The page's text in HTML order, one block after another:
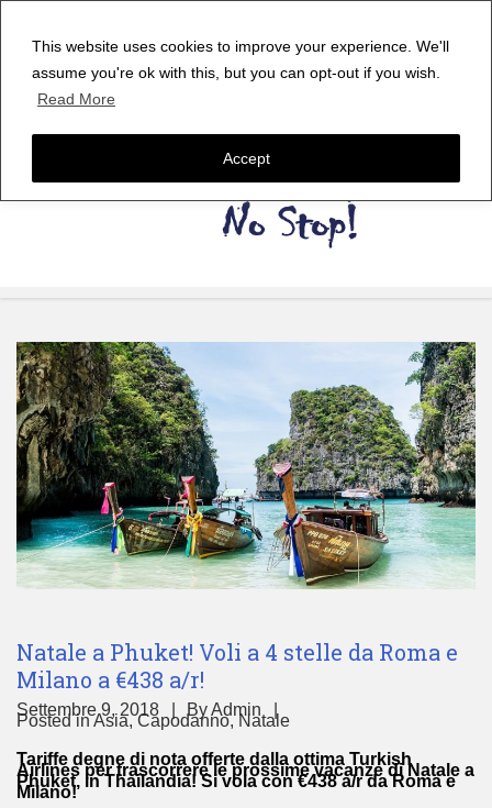
This website uses cookies to improve your experience. We'll
assume you're ok with this, but you can opt-out if you wish.
Read More
Accept
Natale a Phuket! Voli a 4 stelle da Roma e
Milano a €438 a/r!
Settembre 9, 2018 ByAdmin
Posted inAsia,Capodanno,Natale
Tariffe degne di nota offerte dalla ottima Turkish
Airlines per trascorrere le prossime vacanze di Natale a
Phuket, in Thailandia! Si vola con €438 a/r da Roma e
Milano!